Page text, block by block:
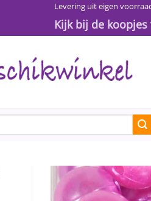
Levering uit eigen
Kijk bij de